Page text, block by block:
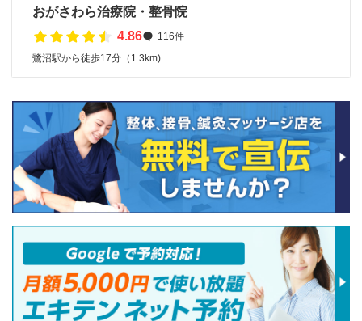
おがさわら治療院・整骨院
4.86
116件
鷺沼駅から徒歩17分（1.3km)